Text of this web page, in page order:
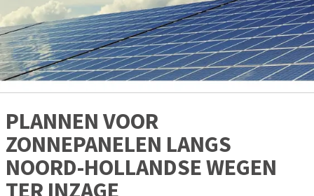
PLANNEN VOOR
ZONNEPANELEN LANGS
NOORD-HOLLANDSE WEGEN